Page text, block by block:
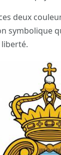
deux
symbolique
liberté.